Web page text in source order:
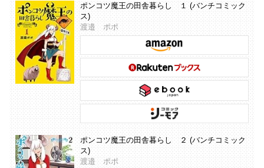
ポンコツ魔王の田舎暮らし １ (バンチコミック
ス)
渡邉 ポポ
ポンコツ魔王の田舎暮らし ２ (バンチコミック
ス)
渡邉 ポポ